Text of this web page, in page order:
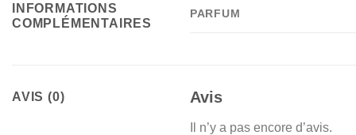
INFORMATIONS
COMPLÉMENTAIRES
PARFUM
AVIS (0) Avis
Il n’y a pas encore d’avis.